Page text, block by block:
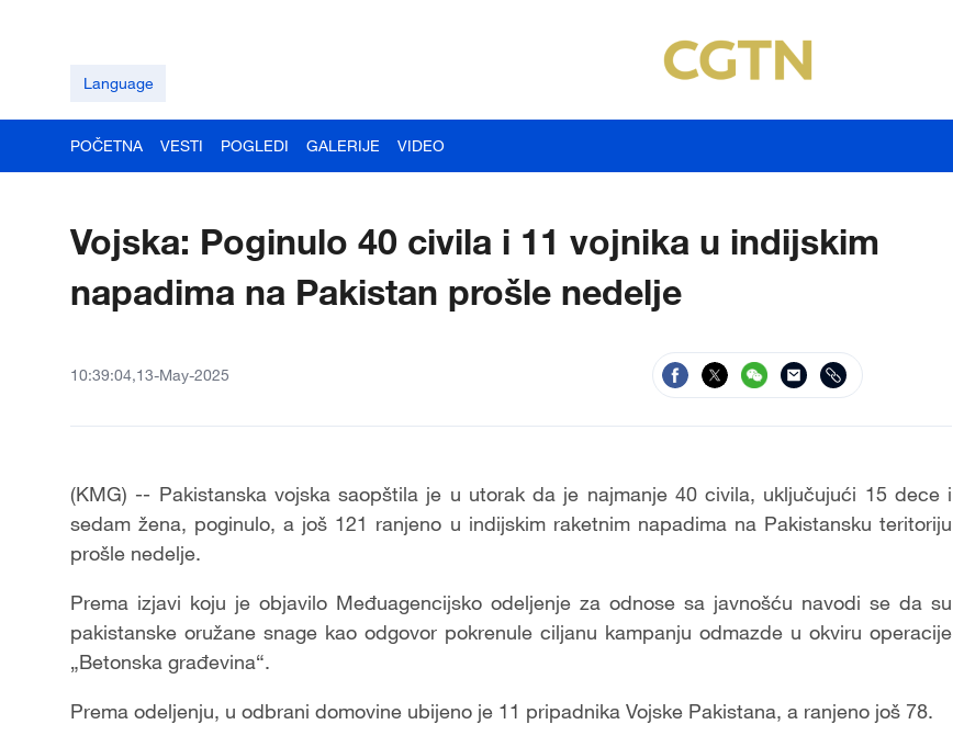
Language
POČETNA VESTI POGLEDI GALERIJE VIDEO
Vojska: Poginulo 40 civila i 11 vojnika u indijskim
napadima na Pakistan prošle nedelje
10:39:04,13-May-2025
(KMG) -- Pakistanska vojska saopštila je u utorak da je najmanje 40 civila, uključujući 15 dece i
sedam žena, poginulo, a još 121 ranjeno u indijskim raketnim napadima na Pakistansku teritoriju
prošle nedelje.
Prema izjavi koju je objavilo Međuagencijsko odeljenje za odnose sa javnošću navodi se da su
pakistanske oružane snage kao odgovor pokrenule ciljanu kampanju odmazde u okviru operacije
„Betonska građevina“.
Prema odeljenju, u odbrani domovine ubijeno je 11 pripadnika Vojske Pakistana, a ranjeno još 78.